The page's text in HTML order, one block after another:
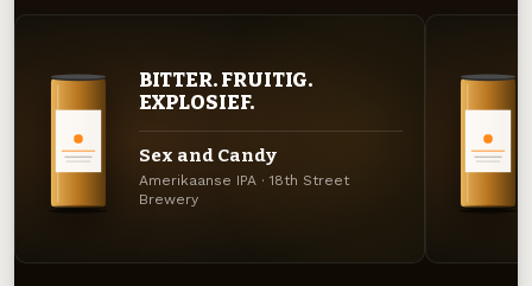
BITTER. FRUITIG.
EXPLOSIEF.
Sex and Candy
Amerikaanse IPA · 18th Street
Brewery